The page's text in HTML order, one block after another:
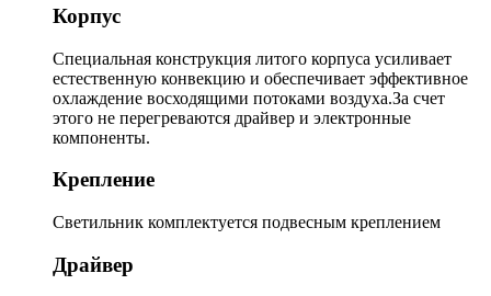
Корпус
Специальная конструкция литого корпуса усиливает
естественную конвекцию и обеспечивает эффективное
охлаждение восходящими потоками воздуха.За счет
этого не перегреваются драйвер и электронные
компоненты.
Крепление
Светильник комплектуется подвесным креплением
Драйвер